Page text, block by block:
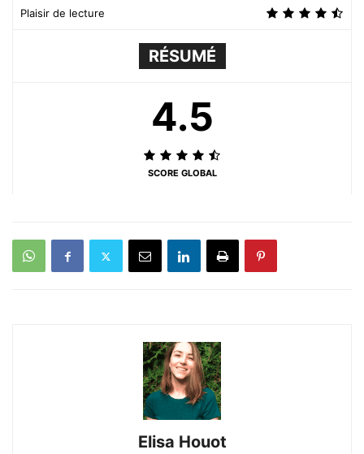
Plaisir de lecture
RÉSUMÉ
4.5
SCORE GLOBAL
Elisa Houot